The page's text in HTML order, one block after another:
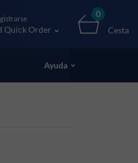
Quick Order
0
Cesta
Ayuda